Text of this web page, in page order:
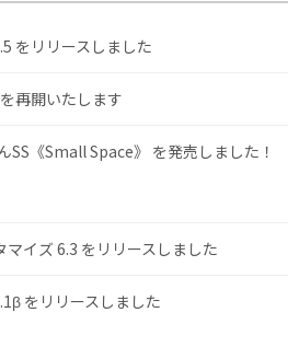
をリリースしました
再開いたします
SS《Small Space》 を発売しました！
イズ 6.3 をリリースしました
をリリースしました